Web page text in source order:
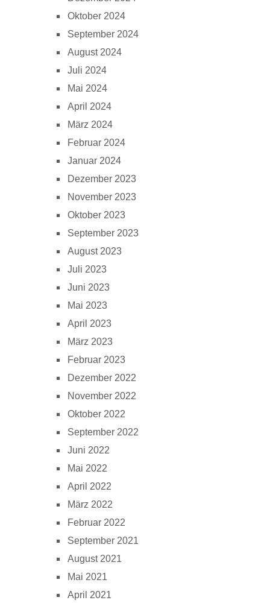
Oktober 2024
September 2024
August 2024
Juli 2024
Mai 2024
April 2024
März 2024
Februar 2024
Januar 2024
Dezember 2023
November 2023
Oktober 2023
September 2023
August 2023
Juli 2023
Juni 2023
Mai 2023
April 2023
März 2023
Februar 2023
Dezember 2022
November 2022
Oktober 2022
September 2022
Juni 2022
Mai 2022
April 2022
März 2022
Februar 2022
September 2021
August 2021
Mai 2021
April 2021